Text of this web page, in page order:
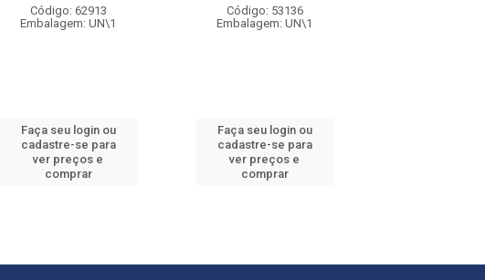
Código: 62913
Embalagem: UN\1
Faça seu login ou
cadastre-se para
ver preços e
comprar
Código: 53136
Embalagem: UN\1
Faça seu login ou
cadastre-se para
ver preços e
comprar